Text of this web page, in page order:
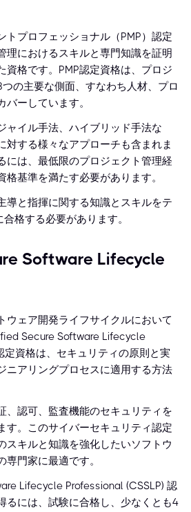
トプロフェッショナル（PMP）認定
理におけるスキルと専門知識を証明
資格です。PMP認定資格は、プロジ
の主要な側面、すなわち人材、プロ
ーしています。
ャイル手法、ハイブリッド手法な
対する様々なアプローチも含まれま
には、最低限のプロジェクト管理経
基準を満たす必要があります。
導と指揮に関する知識とスキルをテ
格する必要があります。
Software Lifecycle
ウェア開発ライフサイクルにおいて
Secure Software Lifecycle
定資格は、セキュリティの原則と実
ニアリングプロセスに適用する方法
、認可、監査機能のセキュリティを
す。このサイバーセキュリティ認定
スキルと知識を強化したいソフトウ
専門家に最適です。
Lifecycle Professional (CSSLP) 認
るには、試験に合格し、少なくとも4